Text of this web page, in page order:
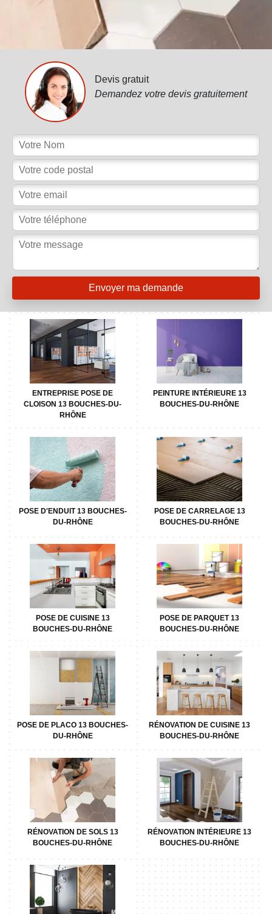
Devis gratuit
Demandez votre devis gratuitement
ENTREPRISE POSE DE
CLOISON 13 BOUCHES-DU-
RHÔNE
PEINTURE INTÉRIEURE 13
BOUCHES-DU-RHÔNE
POSE D'ENDUIT 13 BOUCHES-
DU-RHÔNE
POSE DE CARRELAGE 13
BOUCHES-DU-RHÔNE
POSE DE CUISINE 13
BOUCHES-DU-RHÔNE
POSE DE PARQUET 13
BOUCHES-DU-RHÔNE
POSE DE PLACO 13 BOUCHES-
DU-RHÔNE
RÉNOVATION DE CUISINE 13
BOUCHES-DU-RHÔNE
RÉNOVATION DE SOLS 13
BOUCHES-DU-RHÔNE
RÉNOVATION INTÉRIEURE 13
BOUCHES-DU-RHÔNE